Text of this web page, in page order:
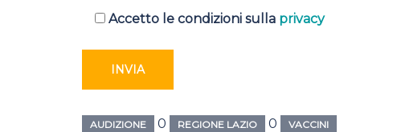
Accetto le condizioni sulla privacy
AUDIZIONE 0 REGIONE LAZIO 0 VACCINI